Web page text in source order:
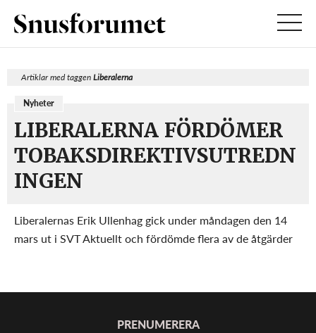
Artiklar med taggenLiberalerna
Nyheter
LIBERALERNA FÖRDÖMER
TOBAKSDIREKTIVSUTREDN
INGEN
Liberalernas Erik Ullenhag gick under måndagen den 14
mars ut i SVT Aktuellt och fördömde flera av de åtgärder
Enligt Ullenhag är förslagen löjeväckande o...
PRENUMERERA